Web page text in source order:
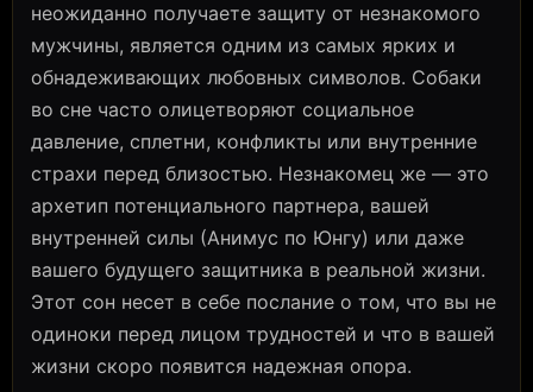
неожиданно получаете защиту от незнакомого
мужчины, является одним из самых ярких и
обнадеживающих любовных символов. Собаки
во сне часто олицетворяют социальное
давление, сплетни, конфликты или внутренние
страхи перед близостью. Незнакомец же — это
архетип потенциального партнера, вашей
внутренней силы (Анимус по Юнгу) или даже
вашего будущего защитника в реальной жизни.
Этот сон несет в себе послание о том, что вы не
одиноки перед лицом трудностей и что в вашей
жизни скоро появится надежная опора.